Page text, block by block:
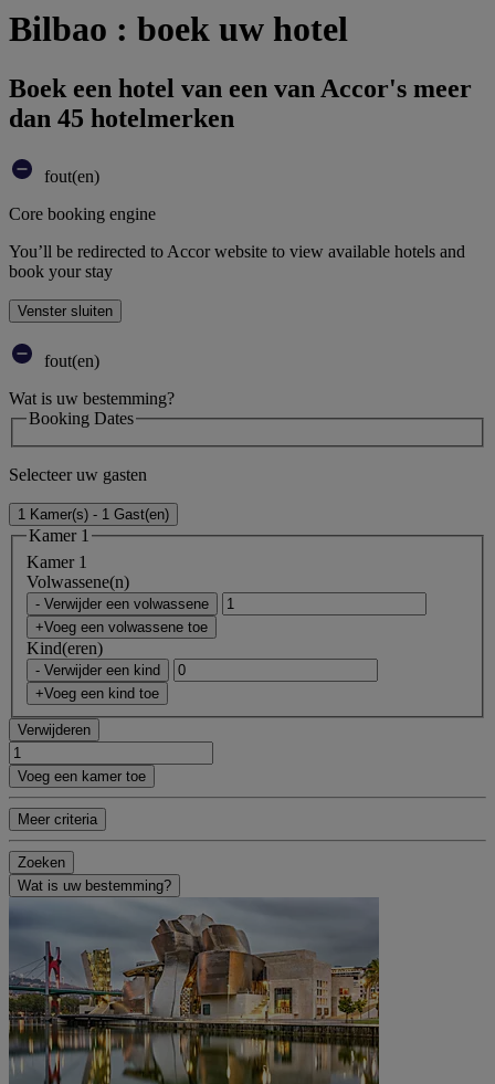
Bilbao : boek uw hotel
Boek een hotel van een van Accor's meer
dan 45 hotelmerken
fout(en)
Core booking engine
You’ll be redirected to Accor website to view available hotels and
book your stay
Venster sluiten
fout(en)
Wat is uw bestemming?
Booking Dates
Selecteer uw gasten
1 Kamer(s) - 1 Gast(en)
Kamer 1
Kamer 1
Volwassene(n)
- Verwijder een volwassene
+Voeg een volwassene toe
Kind(eren)
- Verwijder een kind
+Voeg een kind toe
Verwijderen
Voeg een kamer toe
Meer criteria
Zoeken
Wat is uw bestemming?